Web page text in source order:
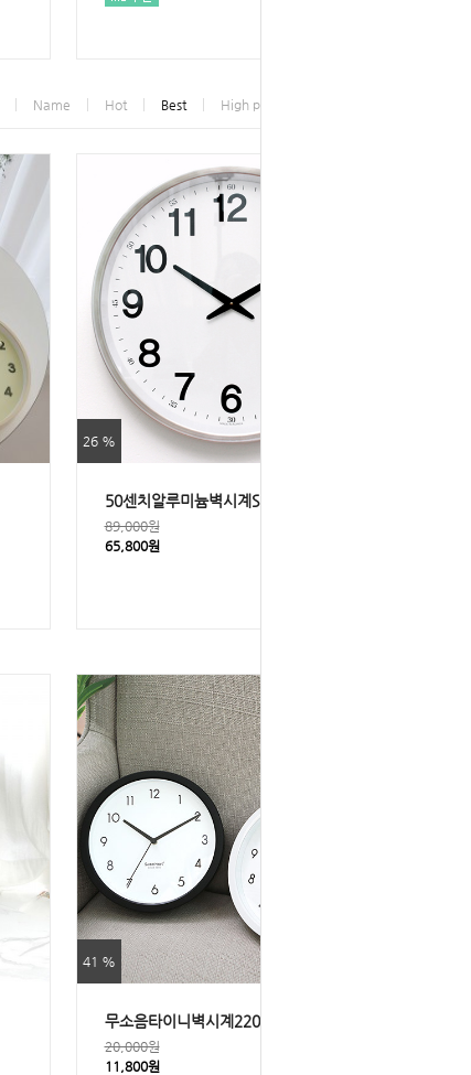
Name Hot Best High price
26 %
50센치알루미늄벽시계ST500
89,000원
65,800원
41 %
무소음타이니벽시계220
20,000원
11,800원